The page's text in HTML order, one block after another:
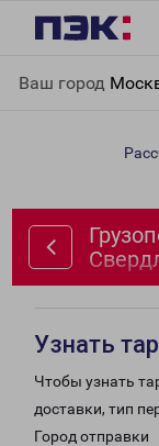
Ваш город
Свердловская
Узнать
Чтобы узнать
доставки, тип
Город отправки